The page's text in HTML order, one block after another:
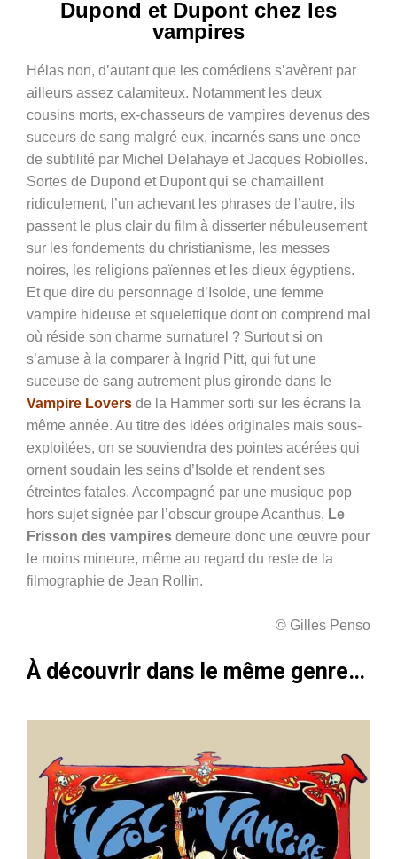
Dupond et Dupont chez les
vampires
Hélas non, d’autant que les comédiens s’avèrent par
ailleurs assez calamiteux. Notamment les deux
cousins morts, ex-chasseurs de vampires devenus des
suceurs de sang malgré eux, incarnés sans une once
de subtilité par Michel Delahaye et Jacques Robiolles.
Sortes de Dupond et Dupont qui se chamaillent
ridiculement, l’un achevant les phrases de l’autre, ils
passent le plus clair du film à disserter nébuleusement
sur les fondements du christianisme, les messes
noires, les religions païennes et les dieux égyptiens.
Et que dire du personnage d’Isolde, une femme
vampire hideuse et squelettique dont on comprend mal
où réside son charme surnaturel ? Surtout si on
s’amuse à la comparer à Ingrid Pitt, qui fut une
suceuse de sang autrement plus gironde dans le
Vampire Lovers de la Hammer sorti sur les écrans la
même année. Au titre des idées originales mais sous-
exploitées, on se souviendra des pointes acérées qui
ornent soudain les seins d’Isolde et rendent ses
étreintes fatales. Accompagné par une musique pop
hors sujet signée par l’obscur groupe Acanthus, Le
Frisson des vampires demeure donc une œuvre pour
le moins mineure, même au regard du reste de la
filmographie de Jean Rollin.
© Gilles Penso
À découvrir dans le même genre…